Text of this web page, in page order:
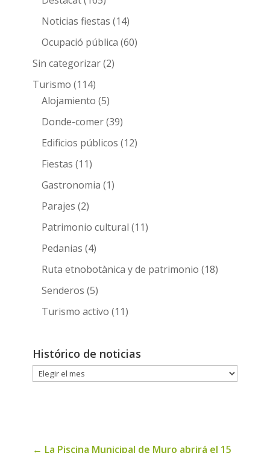
Noticias fiestas (14)
Ocupació pública (60)
Sin categorizar(2)
Turismo (114)
Alojamiento (5)
Donde-comer(39)
Edificios públicos (12)
Fiestas (11)
Gastronomia (1)
Parajes (2)
Patrimonio cultural (11)
Pedanias (4)
Ruta etnobotànica y de patrimonio (18)
Senderos (5)
Turismo activo (11)
Histórico de noticias
Histórico
← La Piscina Municipal de Muro abrirá el 15